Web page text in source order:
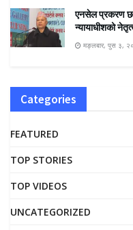
एनसेल प्रकरण
न्यायाधीशको
मङ्लबार, पुस ३,
Categories
FEATURED
TOP STORIES
TOP VIDEOS
UNCATEGORIZED